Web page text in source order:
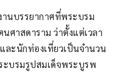
านบรรยากาศที่พระบรม
ศาสดาราม ว่าตั้งแต่เวลา
ละนักท่องเที่ยวเป็นจำนวน
ะบรมรูปสมเด็จพระบูรพ